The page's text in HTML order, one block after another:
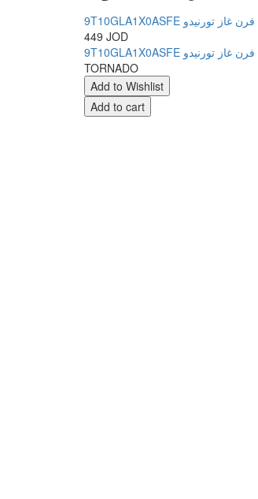
9T10GLA1X0ASFE فرن غاز تورنيدو
449 JOD
9T10GLA1X0ASFE فرن غاز تورنيدو
TORNADO